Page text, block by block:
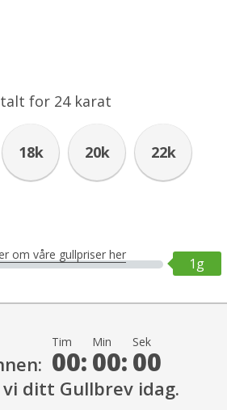
Tim
00:
Min
00:
Sek
00
ditt Gullbrev idag.
for 24karat
18k 20k 22k
1g
om våre gullpriser her